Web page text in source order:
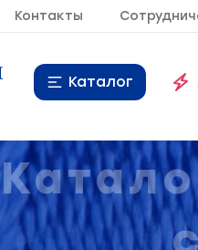
Контакты
Каталог
9
10